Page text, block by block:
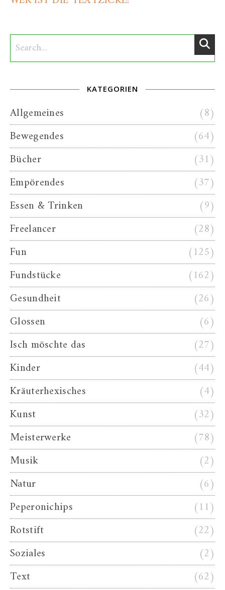
KATEGORIEN
Allgemeines
(8)
Bewegendes
(64)
Bücher
(31)
Empörendes
(37)
Essen & Trinken
(9)
Freelancer
(28)
Fun
(125)
Fundstücke
(162)
Gesundheit
(26)
Glossen
(6)
Isch möschte das
(27)
Kinder
(44)
Kräuterhexisches
(4)
Kunst
(32)
Meisterwerke
(78)
Musik
(2)
Natur
(6)
Peperonichips
(11)
Rotstift
(22)
Soziales
(2)
Text
(62)